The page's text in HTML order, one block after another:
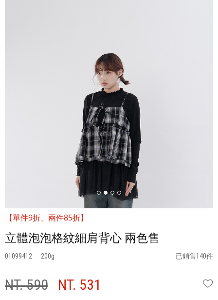
【單件9折、兩件85折】
立體泡泡格紋細肩背心 兩色售
01099412 200 已銷售140件
NT. 590 NT. 531